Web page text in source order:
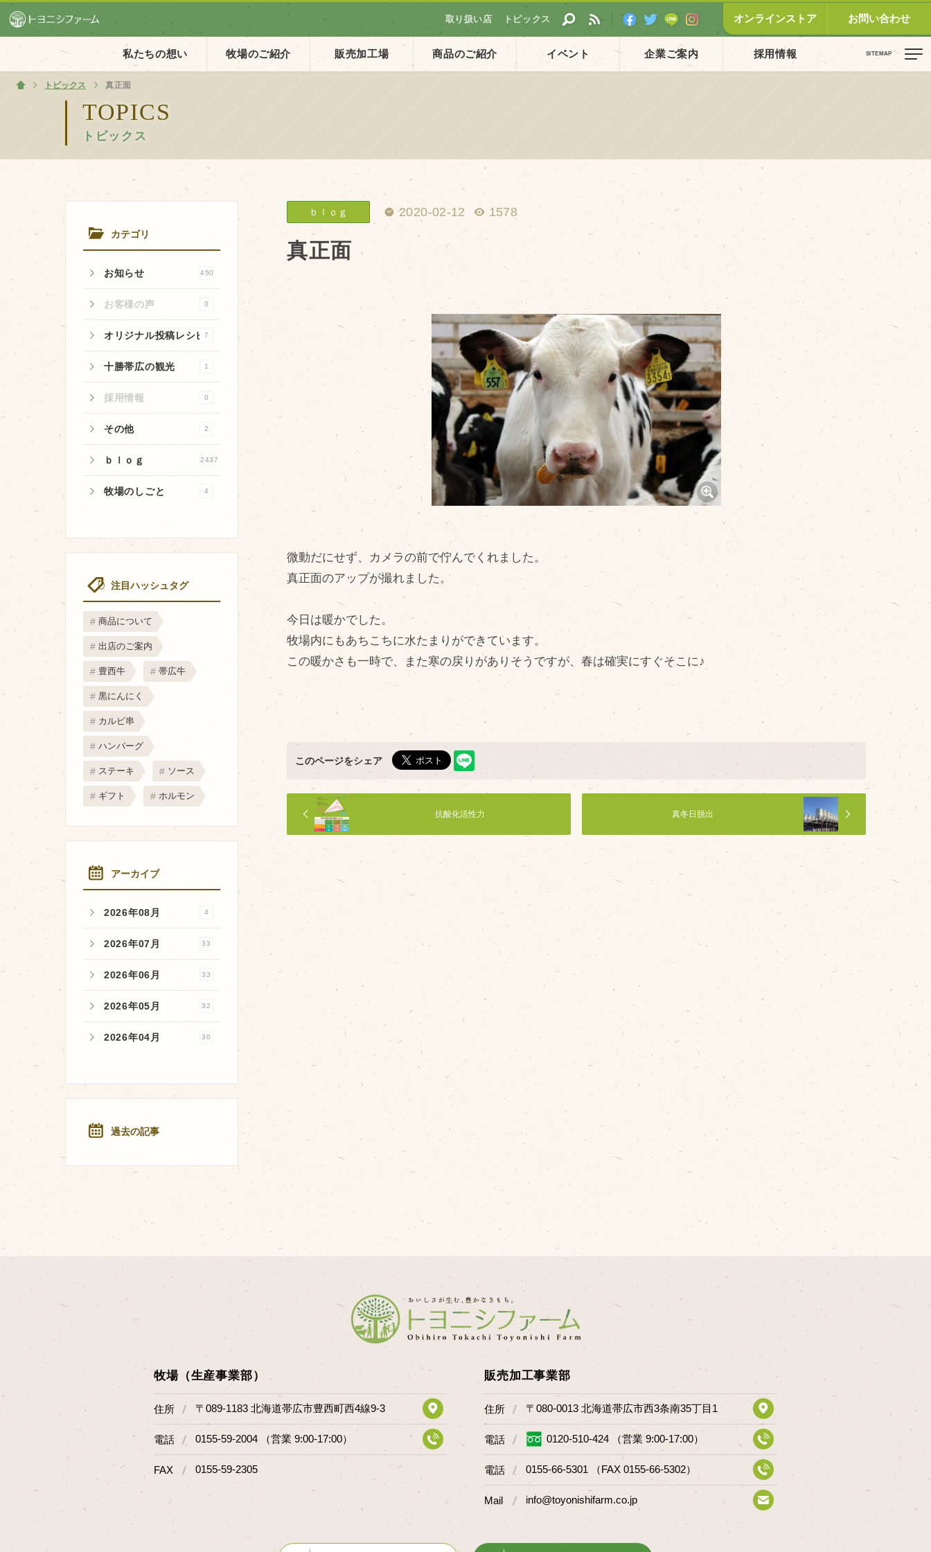
私たちの想い 牧場のご紹介 販売加工場 商品のご紹介 イベント 企業ご案内 採用情報
取り扱い店 トピックス オンラインストア お問い合わせ
TOPICS
トピックス
ホーム
トピックス 真正面
カテゴリ
お知らせ 450
お客様の声 0
オリジナル投稿レシピ7
十勝帯広の観光 1
採用情報 0
その他 2
ｂｌｏｇ 2437
牧場のしごと 4
注目ハッシュタグ
商品について
出店のご案内
豊西牛 帯広牛
黒にんにく
カルビ串
ハンバーグ
ステーキ ソース
ギフト ホルモン
アーカイブ
2026年08月 4
2026年07月 33
2026年06月 33
2026年05月 32
2026年04月 30
過去の記事
ｂｌｏｇ 2020-02-12 1578
真正面
微動だにせず、カメラの前で佇んでくれました。
真正面のアップが撮れました。
今日は暖かでした。
牧場内にもあちこちに水たまりができています。
この暖かさも一時で、また寒の戻りがありそうですが、春は確実にすぐそこに♪
このページをシェア
真冬日脱出
抗酸化活性力
牧場（生産事業部）
住所 〒089-1183 北海道帯広市豊西町西4線9-3
電話 0155-59-2004 （営業 9:00-17:00）
FAX 0155-59-2305
販売加工事業部
住所 〒080-0013 北海道帯広市西3条南35丁目1
電話 0120-510-424 （営業 9:00-17:00）
電話 0155-66-5301 （FAX 0155-66-5302）
Mail info@toyonishifarm.co.jp
ホーム
私たちの想い
PV動画
イベント一覧
企業ご案内
会社概要・沿革
アクセス
個人情報保護方針
お知らせ
お客様の声
オリジナル投稿レシピ
十勝帯広の観光
牧場の仕事
その他
牧場のご紹介
飼育している牛について
販売加工場
食肉加工場を新設
衛生管理体制
業務管理体制
品質管理体制
ＢtoＢ受発注システム
瑕疵とは
商品のご紹介
豊西牛
厚切ステーキ
カルビ串
ハンバーグ
黒にんにく
豊西ソース
ギフト
取り扱い店
販売店
飲食店
その他
マップから探す
問い合わせ
個人のお客様
法人のお客様
Facebook
Twitter
LINE公式アカウント
Instagram
RSS フィード